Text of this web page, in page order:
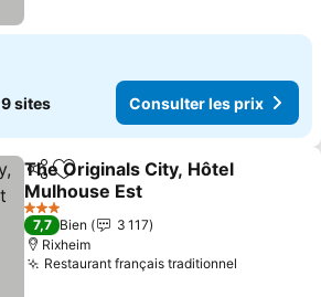
9 sites Consulter les prix
PartagerAjouter à mes favoris
The Originals City, Hôtel
Mulhouse Est
Consulter les prix
3 Étoiles
7,7 Bien
3 117
Rixheim
Restaurant français traditionnel